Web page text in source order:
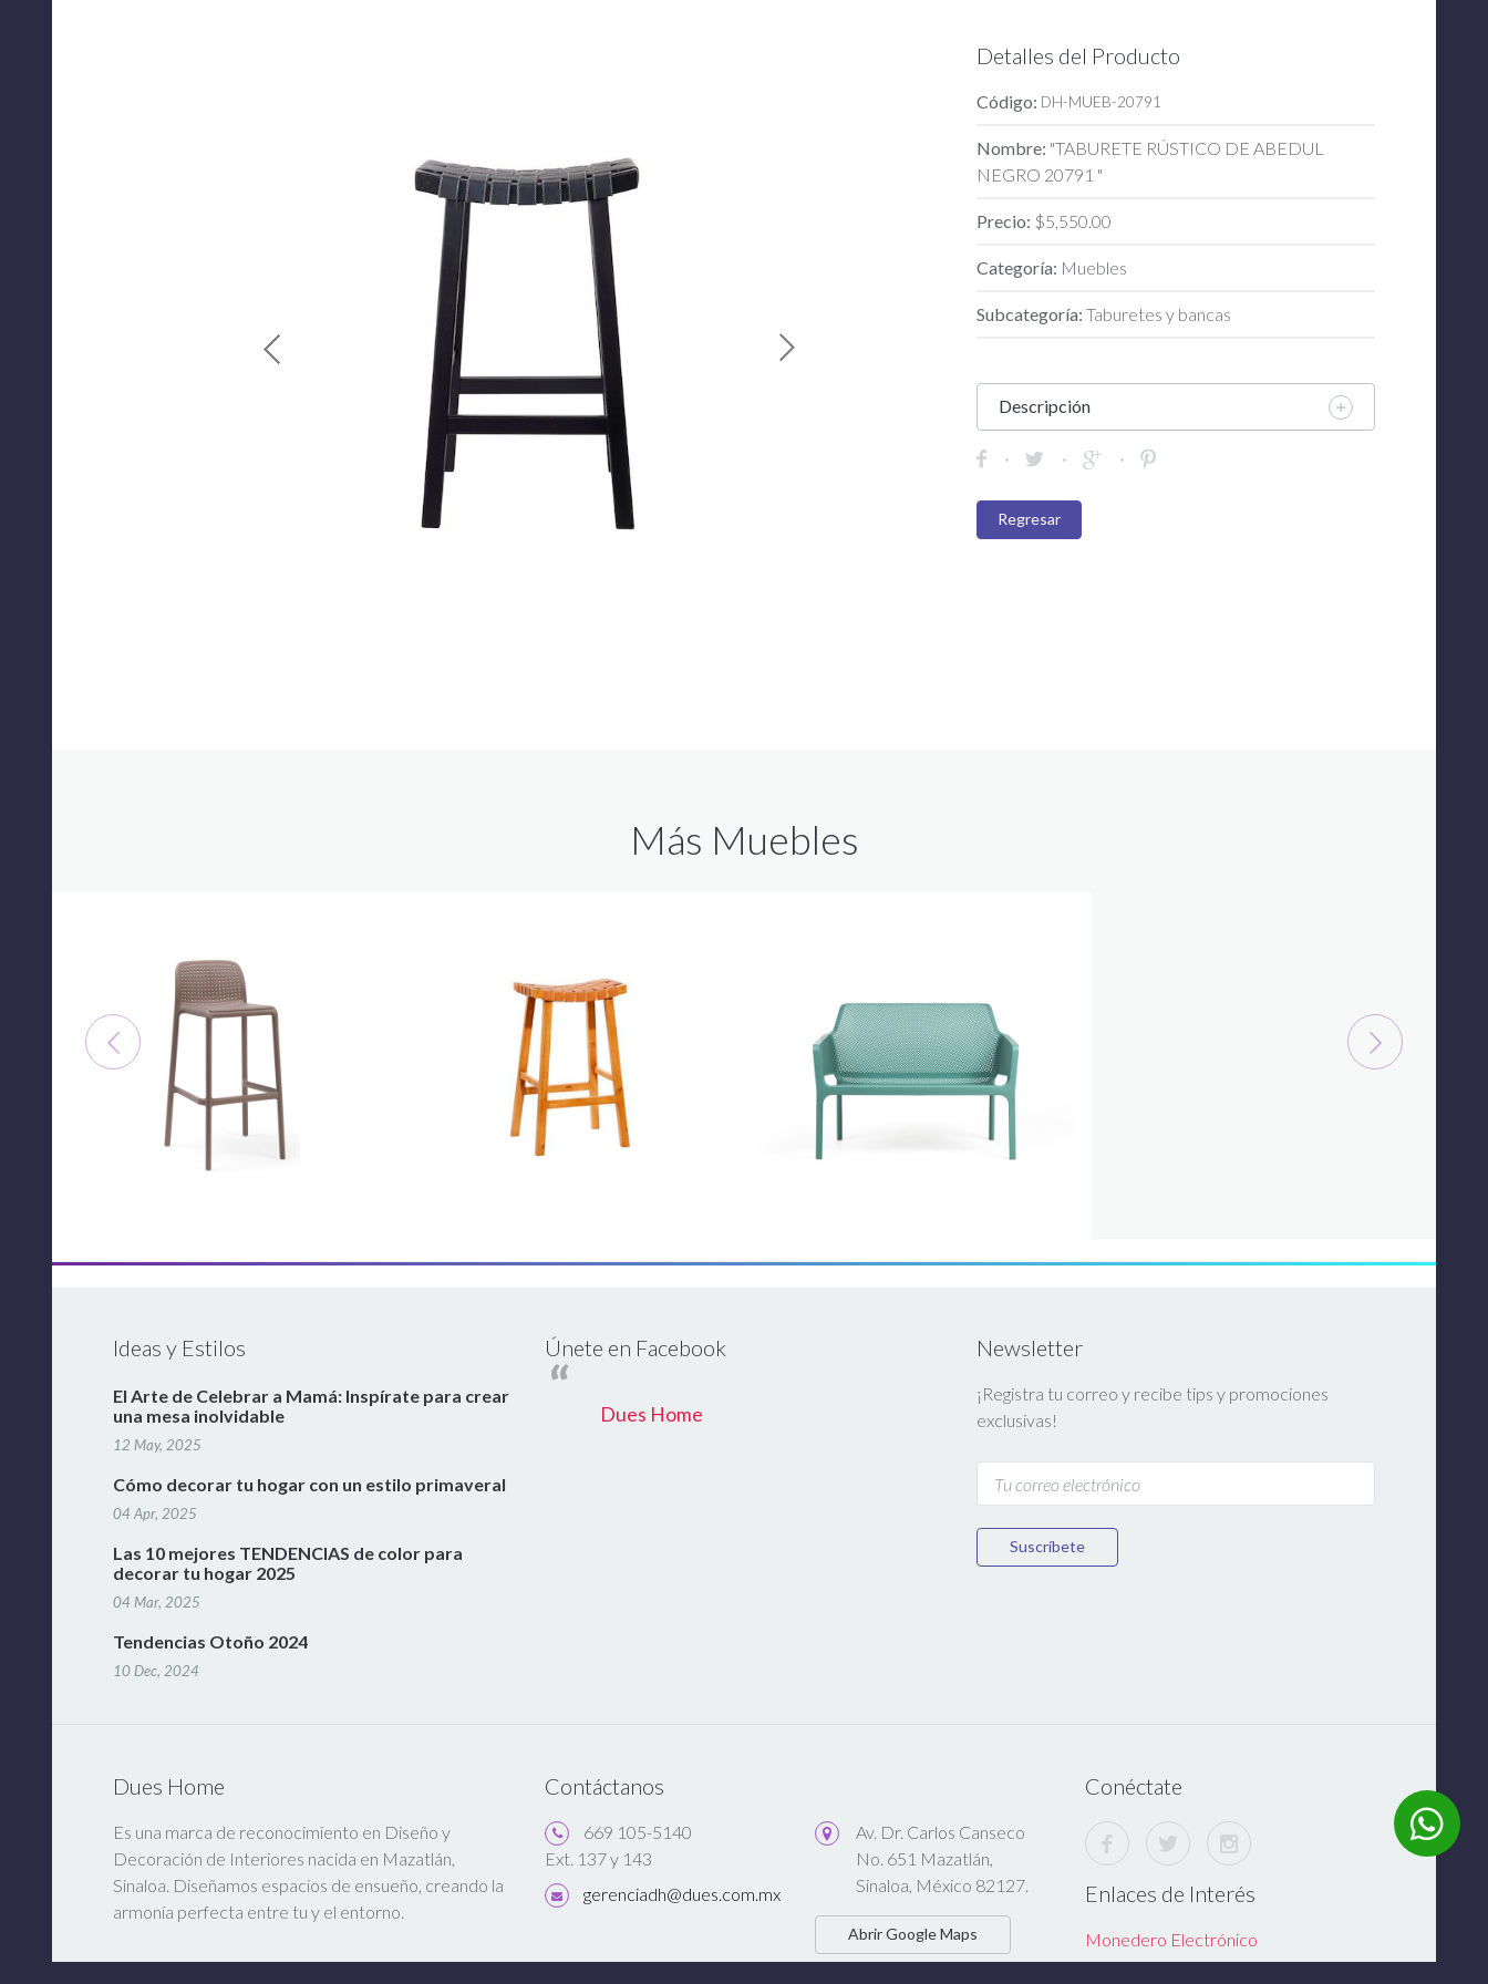
Detalles del Producto
Código: DH-MUEB-20791
Nombre: "TABURETE RÚSTICO DE ABEDUL
NEGRO 20791 "
Precio: $5,550.00
Categoría: Muebles
Subcategoría: Taburetes y bancas
Descripción
Regresar
Más Muebles
Ideas y Estilos
El Arte de Celebrar a Mamá: Inspírate para crear
una mesa inolvidable
12 May, 2025
Cómo decorar tu hogar con un estilo primaveral
04 Apr, 2025
Las 10 mejores TENDENCIAS de color para
decorar tu hogar 2025
04 Mar, 2025
Tendencias Otoño 2024
10 Dec, 2024
Únete en Facebook
Dues Home
Newsletter
¡Registra tu correo y recibe tips y promociones
exclusivas!
Suscríbete
Dues Home
Es una marca de reconocimiento en Diseño y
Decoración de Interiores nacida en Mazatlán,
Sinaloa. Diseñamos espacios de ensueño, creando la
armonía perfecta entre tu y el entorno.
Contáctanos
669 105-5140
Ext. 137 y 143
gerenciadh@dues.com.mx
Av. Dr. Carlos Canseco
No. 651 Mazatlán,
Sinaloa, México 82127.
Abrir Google Maps
Conéctate
Enlaces de Interés
Monedero Electrónico